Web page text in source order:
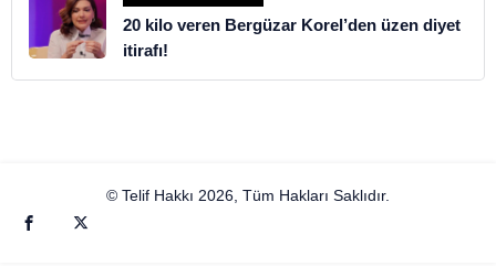
20 kilo veren Bergüzar Korel’den üzen diyet
itirafı!
© Telif Hakkı 2026, Tüm Hakları Saklıdır.